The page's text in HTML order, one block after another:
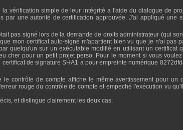
une autorité de certification approuvée. J'ai appliqué une
mon certificat auto-signé m'apartient bien vu que je n'ai pas
sur un exécutable modifié en utilisant un certificat
pour un petit projet perso. Pour le moment si vous
de signature SHA1 a pour empreinte numérique
rouge du contrôle de compte et empeché l'exécution vu
et distingue clairement les deux cas: